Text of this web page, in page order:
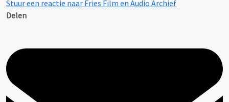
Stuur een reactie naar Fries Film en Audio Archief
Delen